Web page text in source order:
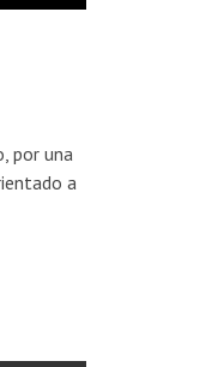
por una
a